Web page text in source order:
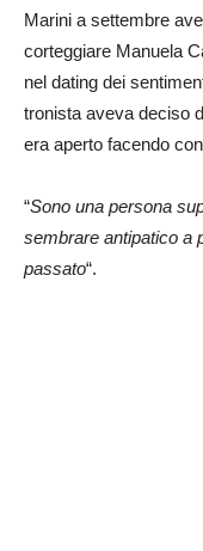
Marini a settembre
corteggiare Manuela
nel dating dei
tronista aveva deciso
era aperto facendo
“Sono una persona
sembrare antipatico a
passato“.